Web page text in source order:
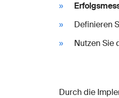
Definieren
Nutzen Sie
Durch die